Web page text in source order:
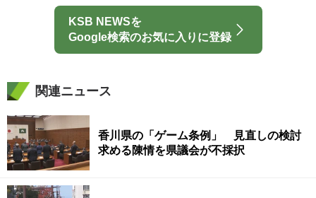
KSB NEWSを
Google検索のお気に入りに登録
関連ニュース
香川県の「ゲーム条例」 見直しの検討
求める陳情を県議会が不採択